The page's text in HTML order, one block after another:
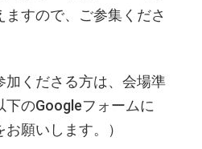
すので、ご参集くださ
加くださる方は、会場準
のGoogleフォームに
願いします。）